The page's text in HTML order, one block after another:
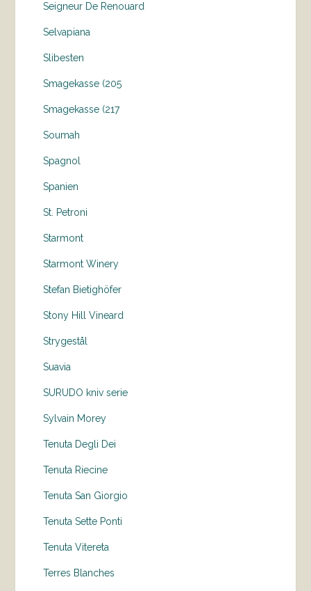
Seigneur De Renouard
Selvapiana
Slibesten
Smagekasse (205
Smagekasse (217
Soumah
Spagnol
Spanien
St. Petroni
Starmont
Starmont Winery
Stefan Bietighöfer
Stony Hill Vineard
Strygestål
Suavia
SURUDO kniv serie
Sylvain Morey
Tenuta Degli Dei
Tenuta Riecine
Tenuta San Giorgio
Tenuta Sette Ponti
Tenuta Vitereta
Terres Blanches